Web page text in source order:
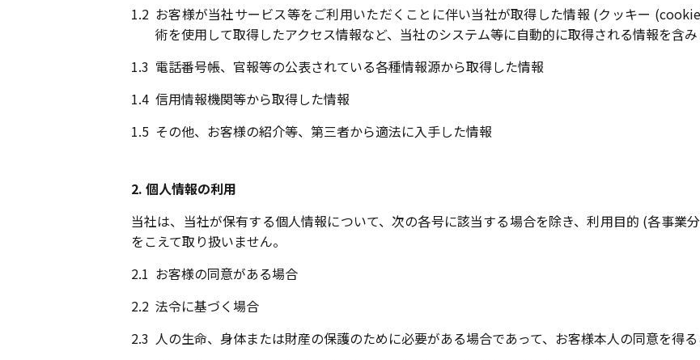
1.2 お客様が当社サービス等をご利用いただくことに伴い当社が取得した情報 (クッキー
術を使用して取得したアクセス情報など、当社のシステム等に自動的に取得される情報を含
1.3 電話番号帳、官報等の公表されている各種情報源から取得した情報
1.4 信用情報機関等から取得した情報
1.5 その他、お客様の紹介等、第三者から適法に入手した情報
2. 個人情報の利用
当社は、当社が保有する個人情報について、次の各号に該当する場合を除き、利用目的 (各事業
をこえて取り扱いません。
2.1 お客様の同意がある場合
2.2 法令に基づく場合
2.3 人の生命、身体または財産の保護のために必要がある場合であって、お客様本人の同意を得